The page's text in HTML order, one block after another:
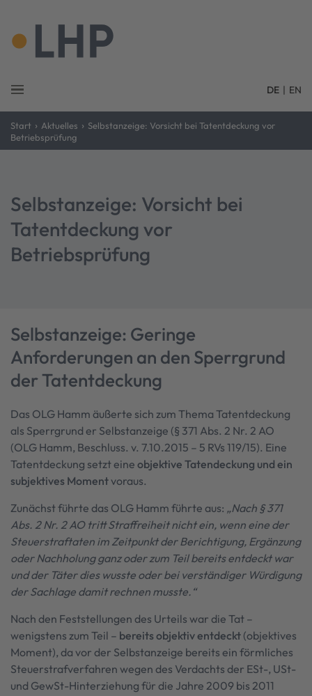
DE | EN
Start › Aktuelles › Selbstanzeige: Vorsicht bei Tatentdeckung vor
Betriebsprüfung
Selbstanzeige: Vorsicht bei
Tatentdeckung vor
Betriebsprüfung
Selbstanzeige: Geringe
Anforderungen an den Sperrgrund
der Tatentdeckung
Das OLG Hamm äußerte sich zum Thema Tatentdeckung
als Sperrgrund er Selbstanzeige (§ 371 Abs. 2 Nr. 2 AO
(OLG Hamm, Beschluss. v. 7.10.2015 – 5 RVs 119/15). Eine
Tatentdeckung setzt eine objektive Tatendeckung und ein
subjektives Momentvoraus.
Zunächst führte das OLG Hamm führte aus: „Nach § 371
Abs. 2 Nr. 2 AO tritt Straffreiheit nicht ein, wenn eine der
Steuerstraftaten im Zeitpunkt der Berichtigung, Ergänzung
oder Nachholung ganz oder zum Teil bereits entdeckt war
und der Täter dies wusste oder bei verständiger Würdigung
der Sachlage damit rechnen musste.“
Nach den Feststellungen des Urteils war die Tat –
wenigstens zum Teil – bereits objektiv entdeckt (objektives
Moment), da vor der Selbstanzeige bereits ein förmliches
Steuerstrafverfahren wegen des Verdachts der ESt-, USt-
und GewSt-Hinterziehung für die Jahre 2009 bis 2011